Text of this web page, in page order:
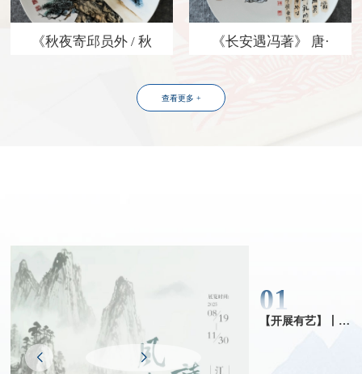
《秋夜寄邱员外 / 秋 《长安遇冯著》 唐·
查看更多 +
01
【开展有艺】丨68期：“风起江右 诗传千年”江西诗派文献特展